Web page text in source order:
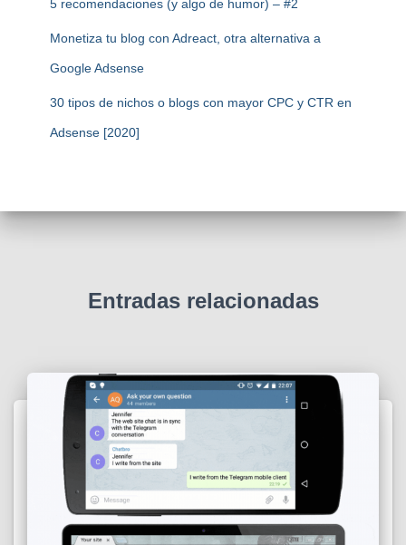
5 recomendaciones (y algo de humor) – #2
Monetiza tu blog con Adreact, otra alternativa a
Google Adsense
30 tipos de nichos o blogs con mayor CPC y CTR en
Adsense [2020]
Entradas relacionadas